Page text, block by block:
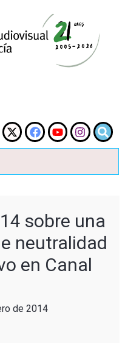
sobre una
neutralidad
en Canal
de 2014